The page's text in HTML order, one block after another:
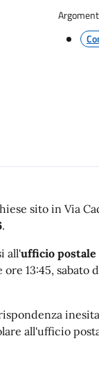
sito in Via
.
all'ufficio postale
13:45, sabato
all'ufficio